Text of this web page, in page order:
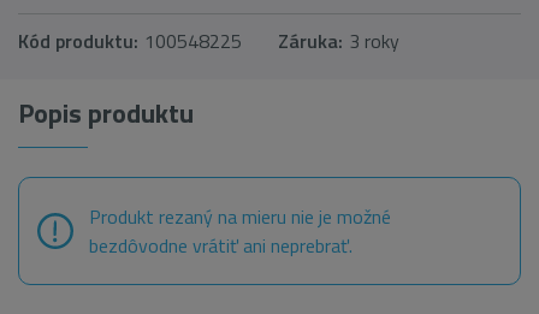
Kód produktu: 100548225 Záruka: 3 roky
Popis produktu
Produkt rezaný na mieru nie je možné
bezdôvodne vrátiť ani neprebrať.